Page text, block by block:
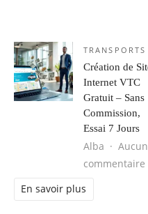
TRANSPORTS
Création de
Internet VTC
Gratuit – Sans
Commission,
Essai 7 Jours
Alba
Aucun
commentaire
En savoir plus